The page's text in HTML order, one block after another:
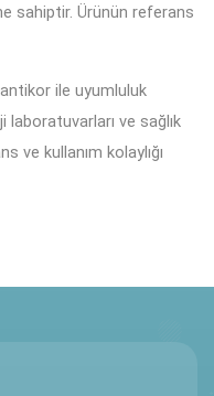
sahiptir. Ürünün referans
ile uyumluluk
ve sağlık
ve kullanım kolaylığı